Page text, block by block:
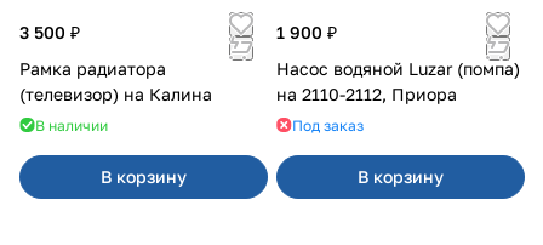
3 500 ₽
Рамка радиатора
(телевизор) на Калина
В наличии
В корзину
1 900 ₽
Насос водяной Luzar (помпа)
на 2110-2112, Приора
Под заказ
В корзину